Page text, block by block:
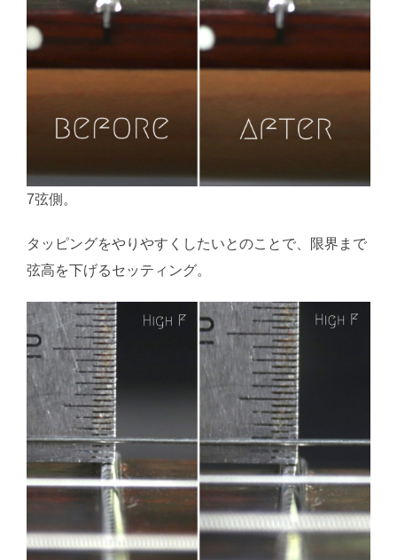
7弦側。
タッピングをやりやすくしたいとのことで、限界まで
弦高を下げるセッティング。